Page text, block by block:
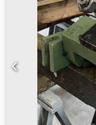
Vorschubwalze:80 mm,
Coilbreite:400 mm,
Dimeco Typ: 2371 E-
Bandbreite: max. 600
Coil –
• Hydraulischer
von oben • 6 St.
Scheibenbremse 2.
1676 C-VV Baujahr:
Chedpstgvgpjfx Am Eja
Richtwalzen: 7 St.